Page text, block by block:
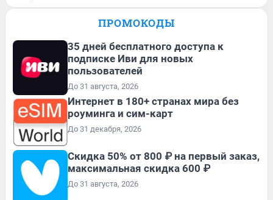
ПРОМОКОДЫ
35 дней бесплатного доступа к
подписке Иви для новых
пользователей
До 31 августа, 2026
Интернет в 180+ странах мира без
роуминга и сим-карт
До 31 декабря, 2026
Скидка 50% от 800 ₽ на первый заказ,
максимальная скидка 600 ₽
До 31 августа, 2026